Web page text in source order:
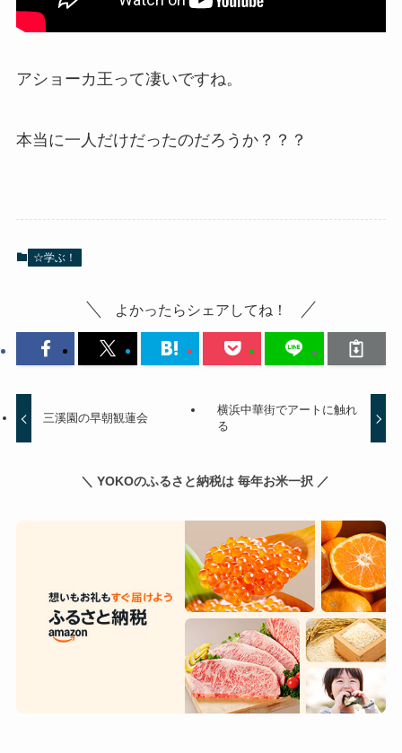
アショーカ王って凄いですね。
本当に一人だけだったのだろうか？？？
☆学ぶ！
よかったらシェアしてね！
三溪園の早朝観蓮会
横浜中華街でアートに触れ
る
＼ YOKOのふるさと納税は 毎年お米一択 ／